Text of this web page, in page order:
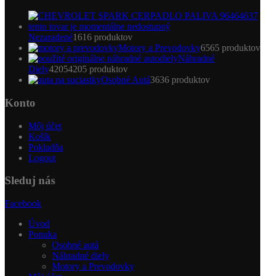
Nezaradené1616 produktov
Motory a Prevodovky6565 produktov
Náhradné
Diely42054205 produktov
Osobné Autá3636 produktov
Konto
Môj účet
Košík
Pokladňa
Logout
Sleduj nás
Facebook
Úvod
Ponuka
Osobné autá
Náhradné diely
Motory a Prevodovky